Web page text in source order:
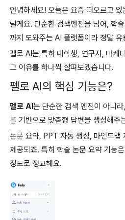
안녕하세요! 오늘은 요즘 떠오르고 있
릴게요. 단순한 검색엔진을 넘어, 학
까지 도와주는 AI 플랫폼이라 정말 유
펠로 AI는 특히 대학생, 연구자, 마케
그 이유를 하나씩 살펴보겠습니다.
펠로 AI의 핵심 기능은?
펠로 AI는 단순한 검색 엔진이 아니
를 기반으로 맞춤형 답변을 생성해주
논문 요약, PPT 자동 생성, 마인드맵
제공되죠. 특히 학술 논문 요약 기능
정도로 정교해요.